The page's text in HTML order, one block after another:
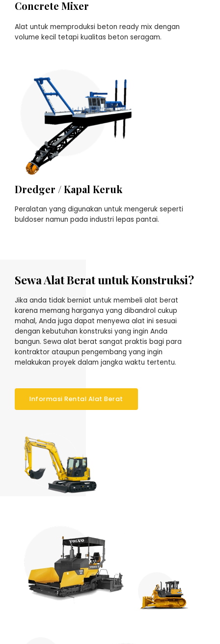
Concrete Mixer
Alat untuk memproduksi beton ready mix dengan
volume kecil tetapi kualitas beton seragam.
Dredger / Kapal Keruk
Peralatan yang digunakan untuk mengeruk seperti
buldoser namun pada industri lepas pantai.
Sewa Alat Berat untuk Konstruksi?
Jika anda tidak berniat untuk membeli alat berat
karena memang harganya yang dibandrol cukup
mahal, Anda juga dapat menyewa alat ini sesuai
dengan kebutuhan konstruksi yang ingin Anda
bangun. Sewa alat berat sangat praktis bagi para
kontraktor ataupun pengembang yang ingin
melakukan proyek dalam jangka waktu tertentu.
Informasi Rental Alat Berat